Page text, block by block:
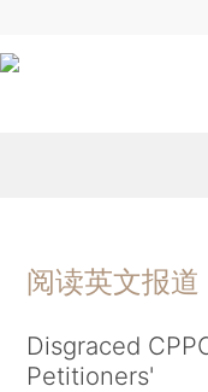
阅读英文报道
Disgraced
Petitioners'